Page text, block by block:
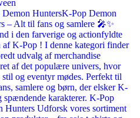
HuntersK-Pop Demon
– Alt til fans og samlere 🎤✨
i den farverige og actionfyldte
af K-Pop ! I denne kategori finder
udvalg af merchandise
af det populære univers, hvor
og eventyr mødes. Perfekt til
samlere og børn, der elsker K-
spændende karakterer. K-Pop
Hunters Udforsk vores sortiment